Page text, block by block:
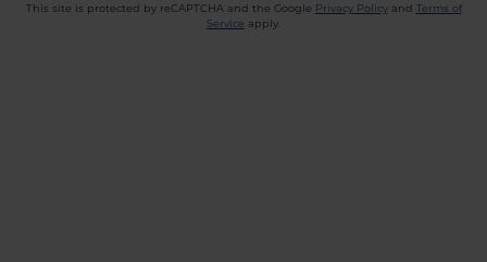
This site is protected by reCAPTCHA and the Google Privacy Policyand Terms of
Service apply.